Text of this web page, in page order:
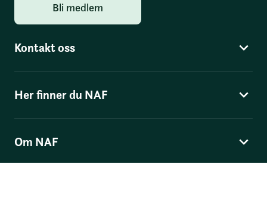
Bli medlem
Kontakt oss
Her finner du NAF
Om NAF